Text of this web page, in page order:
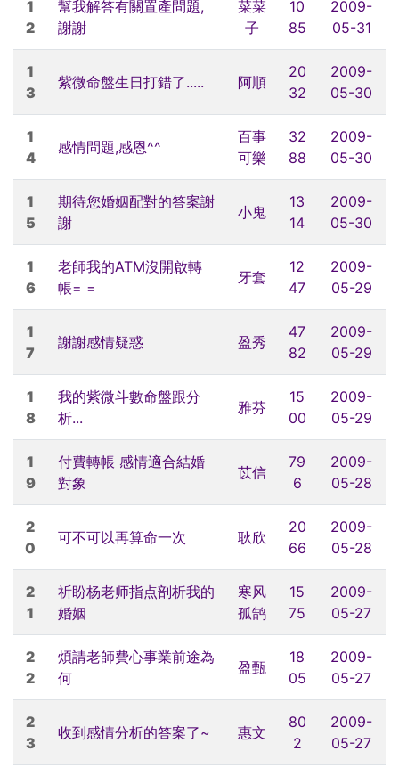
1
2
幫我解答有關置產問題,
謝謝
菜菜
子
10
85
2009-
05-31
1
3
紫微命盤生日打錯了..... 阿順
20
32
2009-
05-30
1
4
感情問題,感恩^^
百事
可樂
32
88
2009-
05-30
1
5
期待您婚姻配對的答案謝
謝
小鬼
13
14
2009-
05-30
1
6
老師我的ATM沒開啟轉
帳= =
牙套
12
47
2009-
05-29
1
7
謝謝感情疑惑 盈秀
47
82
2009-
05-29
1
8
我的紫微斗數命盤跟分
析...
雅芬
15
00
2009-
05-29
1
9
付費轉帳 感情適合結婚
對象
苡信
79
6
2009-
05-28
2
0
可不可以再算命一次 耿欣
20
66
2009-
05-28
2
1
祈盼杨老师指点剖析我的
婚姻
寒风
孤鹄
15
75
2009-
05-27
2
2
煩請老師費心事業前途為
何
盈甄
18
05
2009-
05-27
2
3
收到感情分析的答案了~ 惠文
80
2
2009-
05-27